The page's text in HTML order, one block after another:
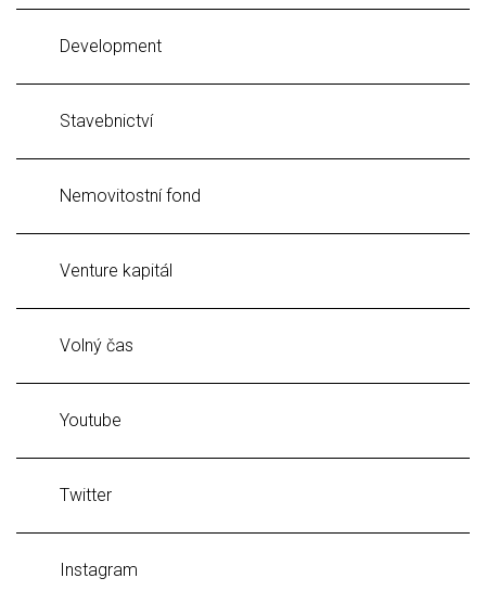
Development
Stavebnictví
Nemovitostní fond
Venture kapitál
Volný čas
Youtube
Twitter
Instagram